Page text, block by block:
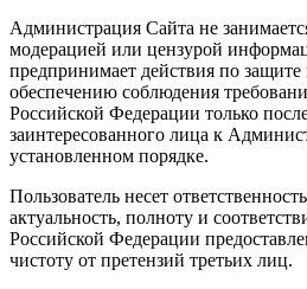
Администрация Сайта не
модерацией или цензурой
предпринимает действия по
обеспечению соблюдения
Российской Федерации только
заинтересованного лица к
установленном порядке.
Пользователь несет
актуальность, полноту и
Российской Федерации
чистоту от претензий третьих лиц.